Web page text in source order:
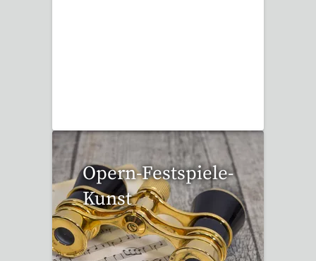
Opern-Festspiele-
Kunst